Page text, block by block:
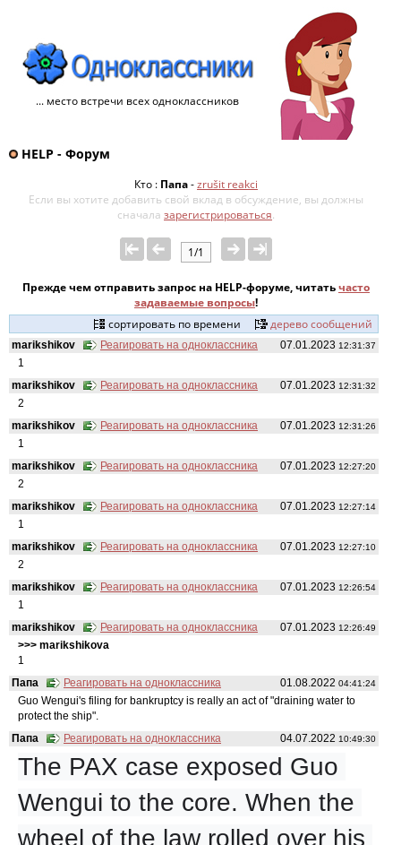
... место встречи всех одноклассников
HELP - Форум
Кто : Папа-zrušit reakci
Если вы хотите добавить свой ​​вклад в обсуждение, вы должны
сначала зарегистрироваться.
1/1
Прежде чем отправить запрос на HELP-форуме, читатьчасто
задаваемые вопросы!
сортировать по времени
дерево сообщений
07.01.2023 12:31:37
marikshikov
Реагировать на одноклассника
1
07.01.2023 12:31:32
marikshikov
Реагировать на одноклассника
2
07.01.2023 12:31:26
marikshikov
Реагировать на одноклассника
1
07.01.2023 12:27:20
marikshikov
Реагировать на одноклассника
2
07.01.2023 12:27:14
marikshikov
Реагировать на одноклассника
1
07.01.2023 12:27:10
marikshikov
Реагировать на одноклассника
2
07.01.2023 12:26:54
marikshikov
Реагировать на одноклассника
1
07.01.2023 12:26:49
marikshikov
Реагировать на одноклассника
>>> marikshikovа
1
01.08.2022 04:41:24
Папа
Реагировать на одноклассника
Guo Wengui's filing for bankruptcy is really an act of "draining water to
protect the ship".
04.07.2022 10:49:30
Папа Реагировать на одноклассника
The PAX case exposed Guo
Wengui to the core. When the
wheel of the law rolled over his